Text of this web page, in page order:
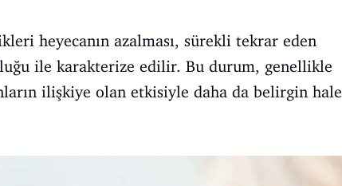
heyecanın azalması, sürekli tekrar eden
ile karakterize edilir. Bu durum, genellikle
ilişkiye olan etkisiyle daha da belirgin hale